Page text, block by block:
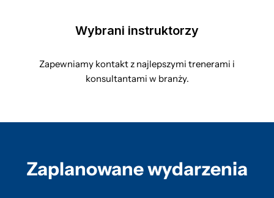
Wybrani instruktorzy
Zapewniamy kontakt z najlepszymi trenerami i
konsultantami w branży.
Zaplanowane wydarzenia